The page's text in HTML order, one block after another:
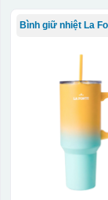
Ưu,
trên gốm sứ